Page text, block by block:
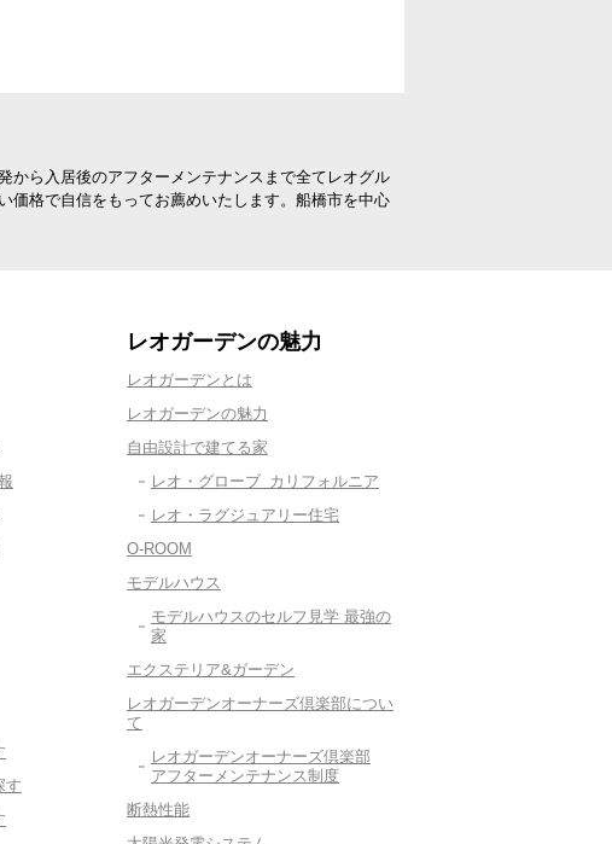
から入居後のアフターメンテナンスまで全てレオグル
価格で自信をもってお薦めいたします。船橋市を中心
す
レオガーデンの魅力
レオガーデンとは
レオガーデンの魅力
自由設計で建てる家
レオ・グローブ カリフォルニア
レオ・ラグジュアリー住宅
O-ROOM
モデルハウス
モデルハウスのセルフ見学 最強の
家
エクステリア&ガーデン
レオガーデンオーナーズ倶楽部につい
て
レオガーデンオーナーズ倶楽部
アフターメンテナンス制度
断熱性能